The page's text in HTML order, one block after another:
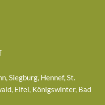
Siegburg, Hennef, St.
Eifel, Königswinter, Bad